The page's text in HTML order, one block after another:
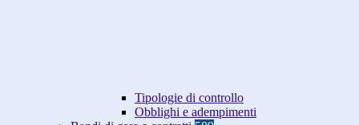
Tipologie di controllo
Obblighi e adempimenti